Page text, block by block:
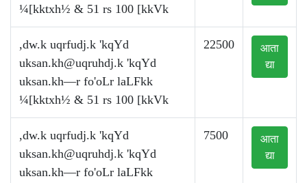
¼[kktxh½ & 51 rs 100 [kkVk
,dw.k uqrfudj.k 'kqYd
uksan.kh@uqruhdj.k 'kqYd
uksan.kh—r fo'oLr laLFkk
¼[kktxh½ & 51 rs 100 [kkVk
22500
आता
द्या
,dw.k uqrfudj.k 'kqYd
uksan.kh@uqruhdj.k 'kqYd
uksan.kh—r fo'oLr laLFkk
7500
आता
द्या